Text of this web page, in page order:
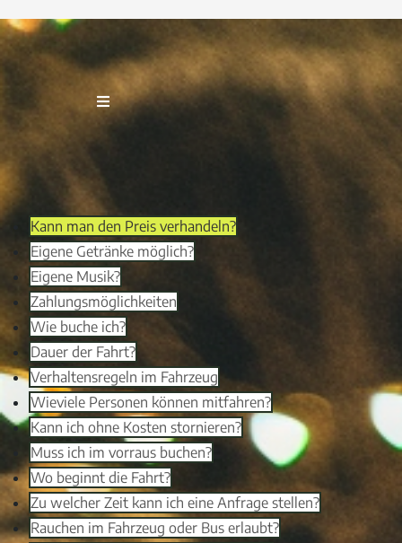
Kann man den Preis verhandeln?
Eigene Getränke möglich?
Eigene Musik?
Zahlungsmöglichkeiten
Wie buche ich?
Dauer der Fahrt?
Verhaltensregeln im Fahrzeug
Wieviele Personen können mitfahren?
Kann ich ohne Kosten stornieren?
Muss ich im vorraus buchen?
Wo beginnt die Fahrt?
Zu welcher Zeit kann ich eine Anfrage stellen?
Rauchen im Fahrzeug oder Bus erlaubt?